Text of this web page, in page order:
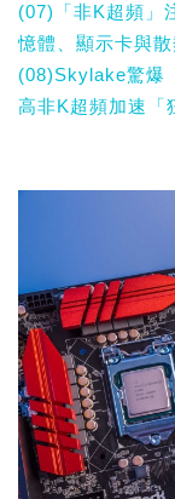
(07)「非K超頻」
憶體、顯示卡與
(08)Skylake驚爆
高非K超頻加速「